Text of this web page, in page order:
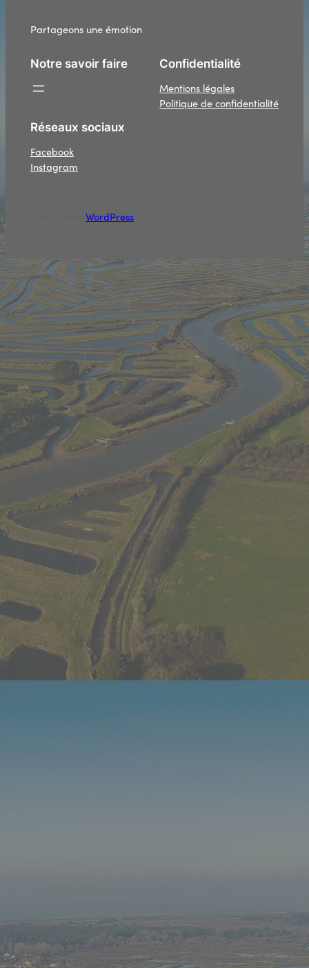
Partageons une émotion
Notre savoir faire
Confidentialité
Mentions légales
Politique de confidentialité
Réseaux sociaux
Facebook
Instagram
WordPress